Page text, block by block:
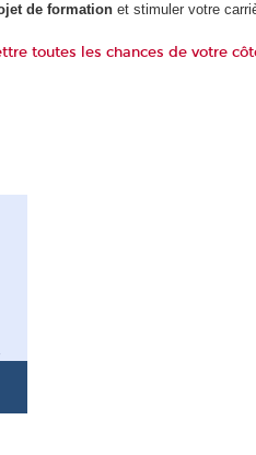
de formation et stimuler votre
toutes les chances de votre